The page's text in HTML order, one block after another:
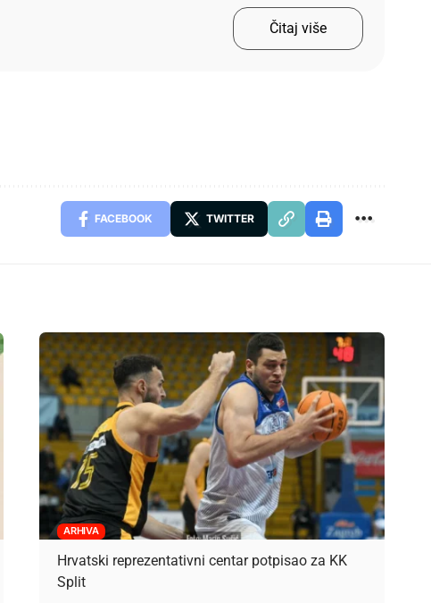
Čitaj više
FACEBOOK TWITTER
ARHIVA
Hrvatski reprezentativni centar potpisao za KK
Split